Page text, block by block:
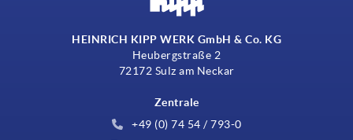
HEINRICH KIPP WERK GmbH & Co. KG
Heubergstraße 2
72172 Sulz am Neckar
Zentrale
+49 (0) 74 54 / 793-0